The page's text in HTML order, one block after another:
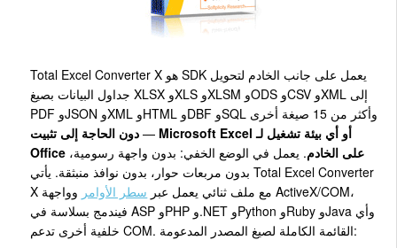
Total Excel Converter X هو SDK يعمل على جانب الخادم لتحويل
جداول البيانات بصيغ XLSX وXLS وXLSM وODS وCSV وXML إلى
PDF وJSON وXML وHTML وDBF وSQL وأكثر من 15 صيغة أخرى
— دون الحاجة إلى تثبيت Microsoft Excel أو أي بيئة تشغيل لـ
Office على الخادم. يعمل في الوضع الخفي: بدون واجهة رسومية،
بدون مربعات حوار، بدون نوافذ منبثقة. يأتي Total Excel Converter
X مع ملف ثنائي يعمل عبر سطر الأوامر وواجهة ActiveX/COM،
فيندمج بسلاسة في ASP وPHP و.NET وPython وRuby وJava وأي
خلفية أخرى تدعم COM. القائمة الكاملة لصيغ المصدر المدعومة: